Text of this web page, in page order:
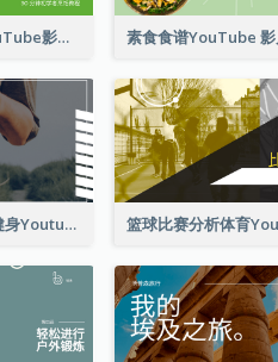
简单的素食食谱YouTube影片缩图
有氧运动播放列表健身Youtube影片缩图